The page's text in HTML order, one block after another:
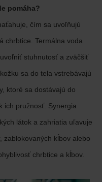
pomáha?
čím sa uvoľňujú
chrbtice. Termálna voda
stuhnutosť a zväčšiť
sa do tela vstrebávajú
ktoré sa dostávajú do
ich pružnosť. Synergia
látok a zahriatia uľavuje
zablokovaných kĺbov alebo
chrbtice a kĺbov.